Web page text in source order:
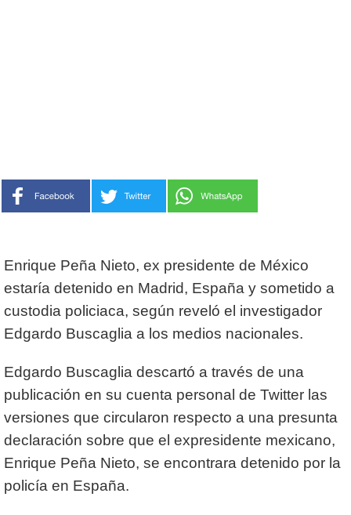
Enrique Peña Nieto, ex presidente de México
estaría detenido en Madrid, España y sometido a
custodia policiaca, según reveló el investigador
Edgardo Buscaglia a los medios nacionales.
Edgardo Buscaglia descartó a través de una
publicación en su cuenta personal de Twitter las
versiones que circularon respecto a una presunta
declaración sobre que el expresidente mexicano,
Enrique Peña Nieto, se encontrara detenido por la
policía en España.